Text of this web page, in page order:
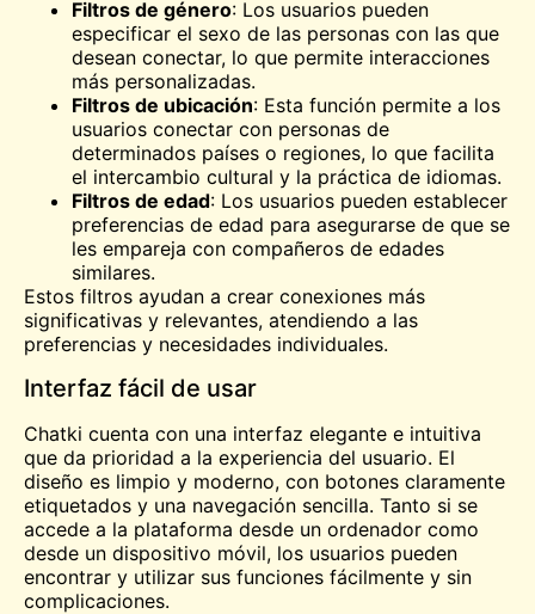
Filtros de género: Los usuarios pueden
especificar el sexo de las personas con las que
desean conectar, lo que permite interacciones
más personalizadas.
Filtros de ubicación: Esta función permite a los
usuarios conectar con personas de
determinados países o regiones, lo que facilita
el intercambio cultural y la práctica de idiomas.
Filtros de edad: Los usuarios pueden establecer
preferencias de edad para asegurarse de que se
les empareja con compañeros de edades
similares.
Estos filtros ayudan a crear conexiones más
significativas y relevantes, atendiendo a las
preferencias y necesidades individuales.
Interfaz fácil de usar
Chatki cuenta con una interfaz elegante e intuitiva
que da prioridad a la experiencia del usuario. El
diseño es limpio y moderno, con botones claramente
etiquetados y una navegación sencilla. Tanto si se
accede a la plataforma desde un ordenador como
desde un dispositivo móvil, los usuarios pueden
encontrar y utilizar sus funciones fácilmente y sin
complicaciones.